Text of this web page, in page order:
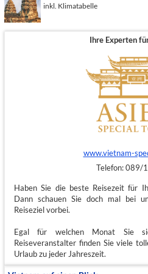
inkl. Klimatabelle
Ihre Experten
www.vietnam-
Telefon: 089/
Haben Sie die beste Reisezeit für
Dann schauen Sie doch mal bei
Reiseziel vorbei.
Egal für welchen Monat Sie
Reiseveranstalter finden Sie viele
Urlaub zu jeder Jahreszeit.